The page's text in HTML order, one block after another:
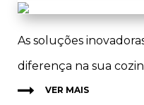
As soluções
diferença na sua
VER MAIS